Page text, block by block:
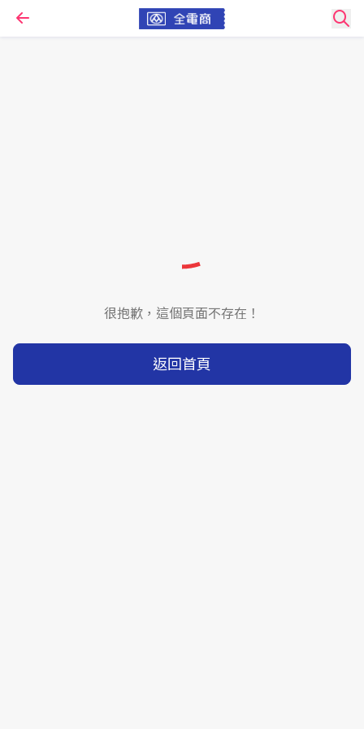
很抱歉，這個頁面不存在！
返回首頁